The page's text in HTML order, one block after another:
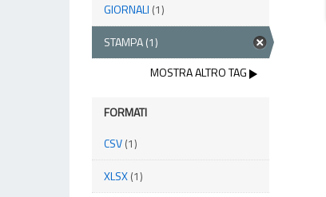
GIORNALI (1)
STAMPA(1)
MOSTRA ALTRO TAG
FORMATI
CSV(1)
XLSX(1)